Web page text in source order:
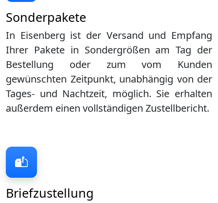
Briefzustellung
Sonderpakete
In Eisenberg ist der Versand und Empfang
Ihrer Pakete in Sondergrößen am Tag der
Bestellung oder zum vom Kunden
gewünschten Zeitpunkt, unabhängig von der
Tages- und Nachtzeit, möglich. Sie erhalten
außerdem einen vollständigen Zustellbericht.